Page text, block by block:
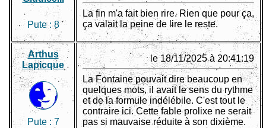
Pute :8
La fin m'a fait bien rire. Rien que pour ça,
ça valait la peine de lire le reste.
Arthus
Lapicque
Pute :7
le 18/11/2025 à 20:41:19
La Fontaine pouvait dire beaucoup en
quelques mots, il avait le sens du rythme
et de la formule indélébile. C'est tout le
contraire ici. Cette fable prolixe ne serait
pas si mauvaise réduite à son dixième.